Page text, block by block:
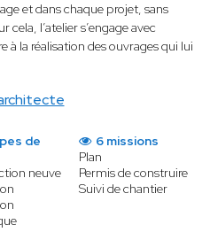
et dans chaque projet, sans
cela, l’atelier s’engage avec
à la réalisation des ouvrages qui lui
de
neuve
6 missions
Plan
Permis de construire
Suivi de chantier